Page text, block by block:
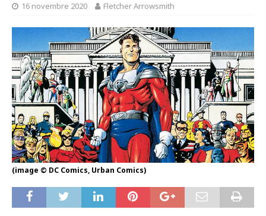
16 novembre 2020 Fletcher Arrowsmith
(image © DC Comics, Urban Comics)